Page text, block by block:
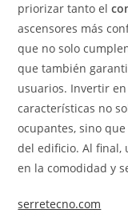
priorizar tanto el
ascensores más
que no solo
que también
usuarios. Invertir
características no
ocupantes, sino
del edificio. Al final,
en la comodidad y
serretecno.com